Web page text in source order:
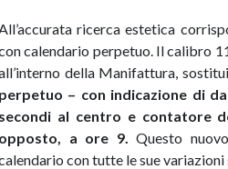
ricerca estetica
calendario perpetuo. Il calibro
della Manifattura,
perpetuo – con indicazione di
secondi al centro e contatore
opposto, a ore 9. Questo
con tutte le sue